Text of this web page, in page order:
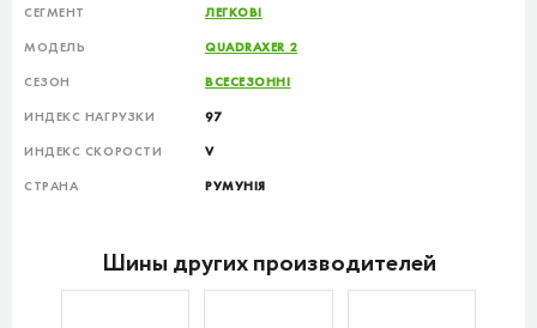
СЕГМЕНТ ЛЕГКОВІ
МОДЕЛЬ QUADRAXER 2
СЕЗОН ВСЕСЕЗОННІ
ИНДЕКС НАГРУЗКИ 97
ИНДЕКС СКОРОСТИ V
СТРАНА РУМУНІЯ
Шины других производителей